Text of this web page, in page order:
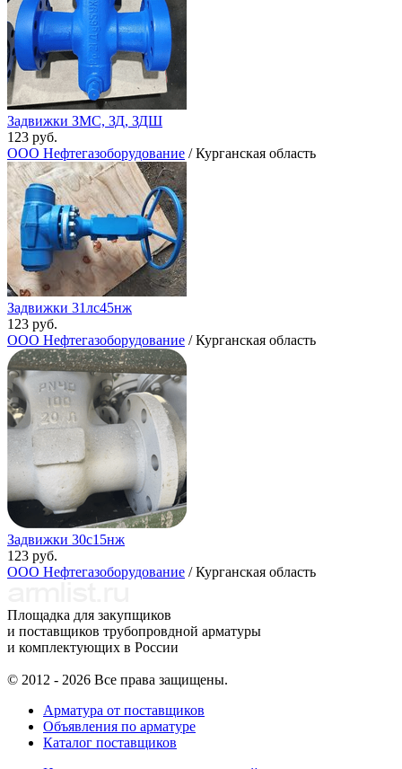
Задвижки ЗМС, ЗД, ЗДШ
123 руб.
ООО Нефтегазоборудование / Курганская область
Задвижки 31лс45нж
123 руб.
ООО Нефтегазоборудование / Курганская область
Задвижки 30с15нж
123 руб.
ООО Нефтегазоборудование / Курганская область
Площадка для закупщиков
и поставщиков трубопровдной арматуры
и комплектующих в России
© 2012 - 2026 Все права защищены.
Арматура от поставщиков
Объявления по арматуре
Каталог поставщиков